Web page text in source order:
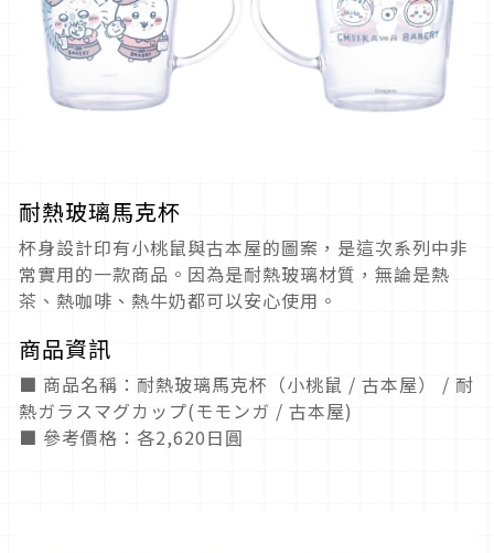
耐熱玻璃馬克杯
杯身設計印有小桃鼠與古本屋的圖案，是這次系列中非
常實用的一款商品。因為是耐熱玻璃材質，無論是熱
茶、熱咖啡、熱牛奶都可以安心使用。
商品資訊
■ 商品名稱：耐熱玻璃馬克杯（小桃鼠 / 古本屋） / 耐
熱ガラスマグカップ(モモンガ / 古本屋)
■ 參考價格：各2,620日圓